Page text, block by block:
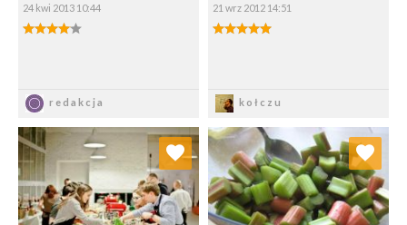
24 kwi 2013 10:44
4.00/5
redakcja
21 wrz 2012 14:51
5.00/5
kołczu
Dodaj do ulubionych
Wybierz listę:
Dodaj do ulubionych
Wybierz listę: